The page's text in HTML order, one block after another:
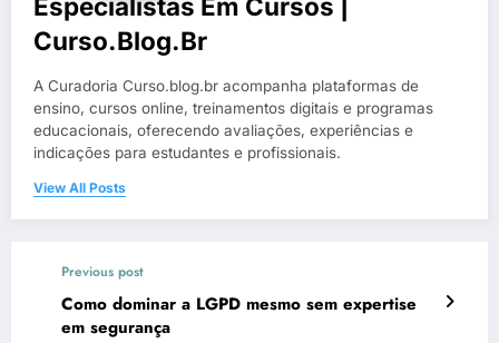
Especialistas Em Cursos |
Curso.blog.br
A Curadoria Curso.blog.br acompanha plataformas de
ensino, cursos online, treinamentos digitais e programas
educacionais, oferecendo avaliações, experiências e
indicações para estudantes e profissionais.
View All Posts
Previous post
Como dominar a LGPD mesmo sem expertise
em segurança